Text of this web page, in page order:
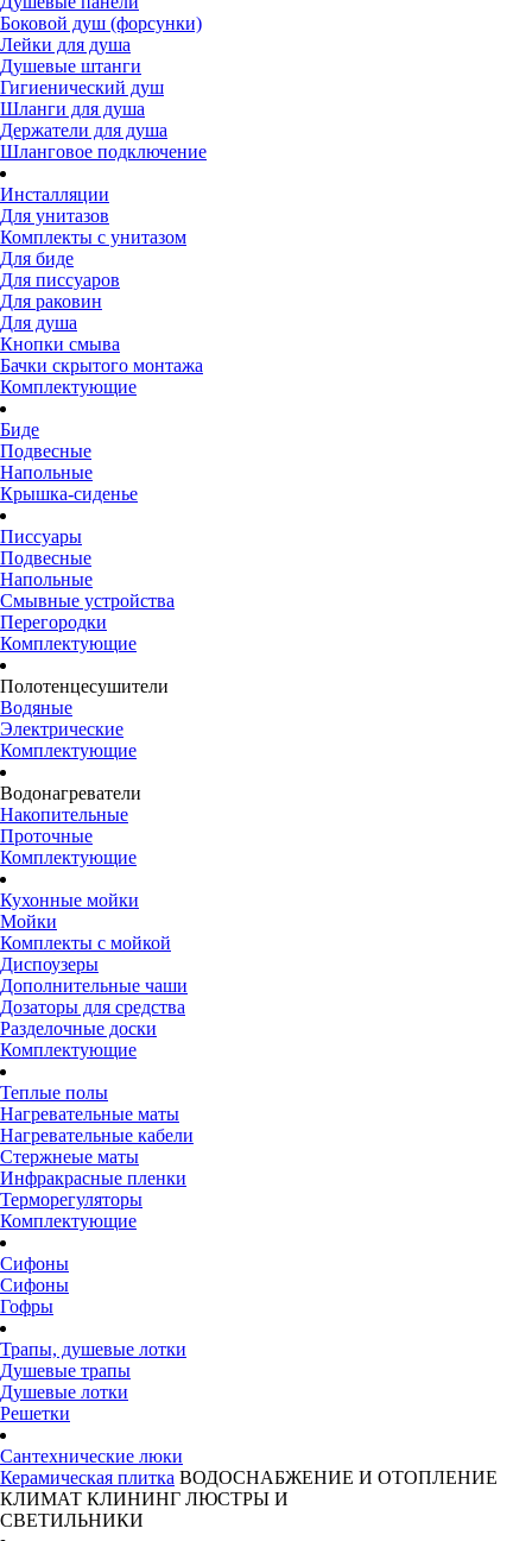
Боковой душ (форсунки)
Лейки для душа
Душевые штанги
Гигиенический душ
Шланги для душа
Держатели для душа
Шланговое подключение
Инсталляции
Для унитазов
Комплекты с унитазом
Для биде
Для писсуаров
Для раковин
Для душа
Кнопки смыва
Бачки скрытого монтажа
Комплектующие
Биде
Подвесные
Напольные
Крышка-сиденье
Писсуары
Подвесные
Напольные
Смывные устройства
Перегородки
Комплектующие
Полотенцесушители
Водяные
Электрические
Комплектующие
Водонагреватели
Накопительные
Проточные
Комплектующие
Кухонные мойки
Мойки
Комплекты с мойкой
Диспоузеры
Дополнительные чаши
Дозаторы для средства
Разделочные доски
Комплектующие
Теплые полы
Нагревательные маты
Нагревательные кабели
Стержнеые маты
Инфракрасные пленки
Терморегуляторы
Комплектующие
Сифоны
Сифоны
Гофры
Трапы, душевые лотки
Душевые трапы
Душевые лотки
Решетки
Сантехнические люки
Керамическая плитка ВОДОСНАБЖЕНИЕ И ОТОПЛЕНИЕ
КЛИМАТ КЛИНИНГ ЛЮСТРЫ И
СВЕТИЛЬНИКИ